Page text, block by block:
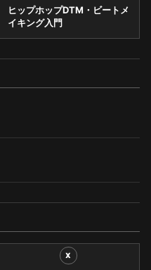
ヒップホップDTM・ビートメ
イキング入門
X